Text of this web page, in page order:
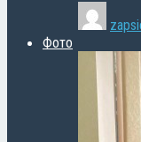
Фото